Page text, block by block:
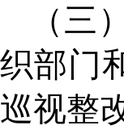
（三
织部门
巡视整